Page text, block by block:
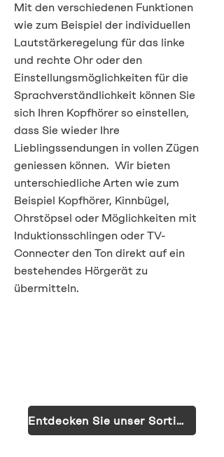
Mit den verschiedenen Funktionen
wie zum Beispiel der individuellen
Lautstärkeregelung für das linke
und rechte Ohr oder den
Einstellungsmöglichkeiten für die
Sprachverständlichkeit können Sie
sich Ihren Kopfhörer so einstellen,
dass Sie wieder Ihre
Lieblingssendungen in vollen Zügen
geniessen können. Wir bieten
unterschiedliche Arten wie zum
Beispiel Kopfhörer, Kinnbügel,
Ohrstöpsel oder Möglichkeiten mit
Induktionsschlingen oder TV-
Connecter den Ton direkt auf ein
bestehendes Hörgerät zu
übermitteln.
Entdecken Sie unser Sortiment!